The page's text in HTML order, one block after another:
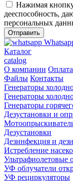
Нажимая
дееспособность,
персональных
Каталог
catalog
О компании
Файлы Контакты
Генераторы
Генераторы
Генераторы
Дезустановки и
Дезустановки
Дезинфекция и
Истребление
Ультрафиолетовые
УФ облучатели
УФ рециркуляторы